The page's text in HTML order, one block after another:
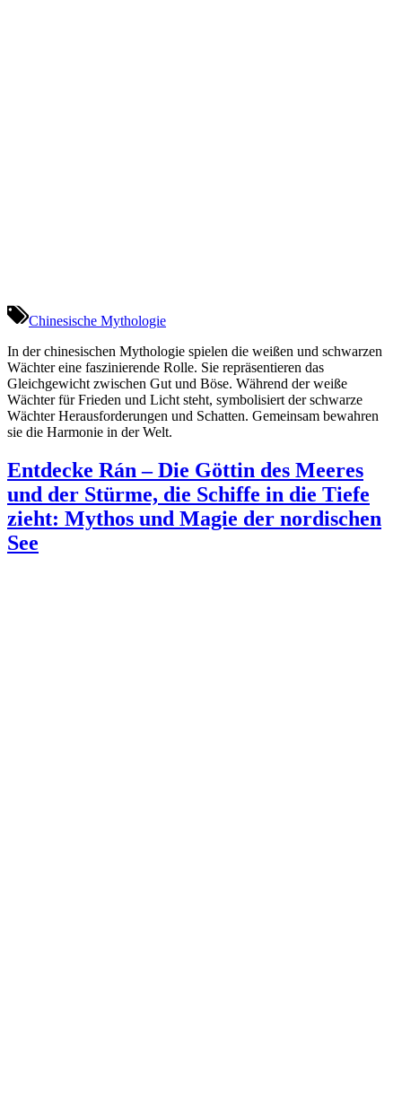
Chinesische Mythologie
In der chinesischen Mythologie spielen die weißen und schwarzen
Wächter eine faszinierende Rolle. Sie repräsentieren das
Gleichgewicht zwischen Gut und Böse. Während der weiße
Wächter für Frieden und Licht steht, symbolisiert der schwarze
Wächter Herausforderungen und Schatten. Gemeinsam bewahren
sie die Harmonie in der Welt.
Entdecke Rán – Die Göttin des Meeres
und der Stürme, die Schiffe in die Tiefe
zieht: Mythos und Magie der nordischen
See